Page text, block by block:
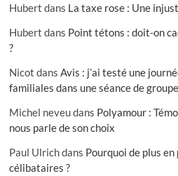
Hubert dans La taxe rose : Une
Hubert dans Point tétons : doit-on
?
Nicot dansAvis : j’ai testé une
familiales dans une séance de groupe
Michel neveudans Polyamour :
nous parle de son choix
Paul Ulrichdans Pourquoi de plus
célibataires ?